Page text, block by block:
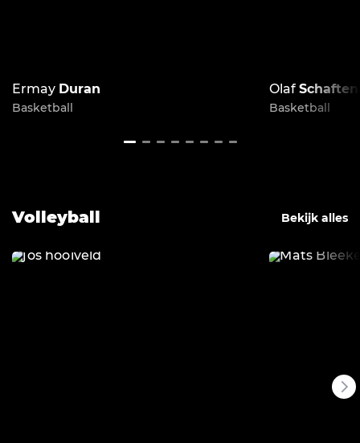
Ermay Duran
Basketball
Olaf
Basketball
Volleyball Bekijk alles